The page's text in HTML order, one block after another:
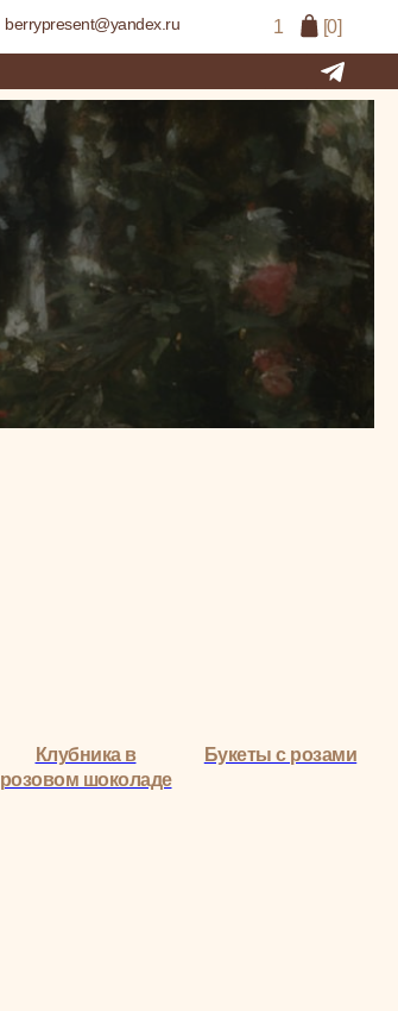
berrypresent@yandex.ru 1 [0]
Клубника в
розовом шоколаде
Букеты с розами